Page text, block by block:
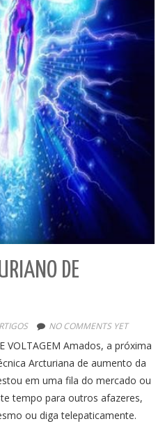
DE
NO COMMENTS YET
VOLTAGEM Amados, a próxima
Arcturiana de aumento da
em uma fila do mercado ou
tempo para outros afazeres,
ou diga telepaticamente.